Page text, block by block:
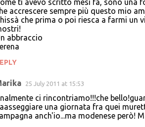
ti avevo scritto mesi fa, sono una
accrescere sempre più questo mio
che prima o poi riesca a farmi un
abbraccio
25 July 2011 at 15:53
ci rincontriamo!!!che
una giornata fra quei
anch'io...ma modenese però!